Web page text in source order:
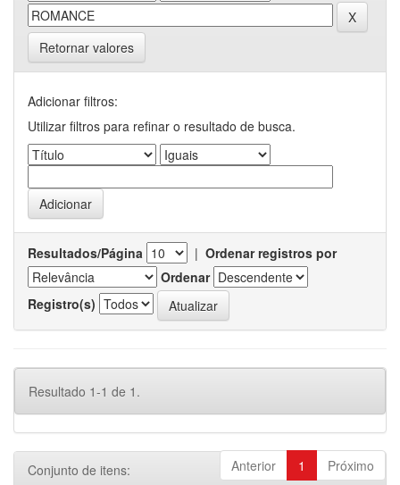
Retornar valores
Adicionar filtros:
Utilizar filtros para refinar o resultado de busca.
Resultados/Página | Ordenar registros por
Ordenar
Registro(s)
Resultado 1-1 de 1.
Anterior 1 Próximo
Conjunto de itens: